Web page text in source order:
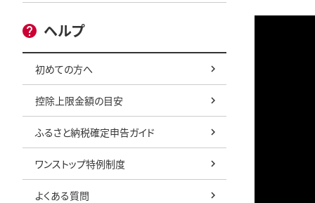
ヘルプ
初めての方へ
控除上限金額の目安
ふるさと納税確定申告ガイド
ワンストップ特例制度
よくある質問